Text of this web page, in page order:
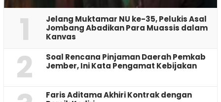
1
Jelang Muktamar NU ke-35, Pelukis Asal
Jombang Abadikan Para Muassis dalam
Kanvas
2
‎Soal Rencana Pinjaman Daerah Pemkab
Jember, Ini Kata Pengamat Kebijakan ‎
Faris Aditama Akhiri Kontrak dengan